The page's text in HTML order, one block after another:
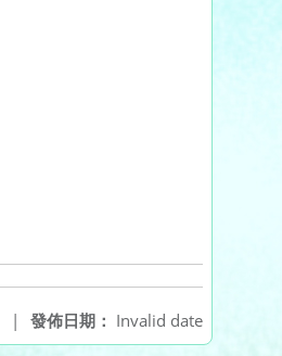
發佈日期： Invalid date
|